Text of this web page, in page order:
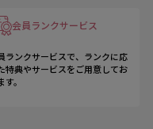
会員ランクサービス
ランクサービスで、ランクに応
特典やサービスをご用意してお
す。